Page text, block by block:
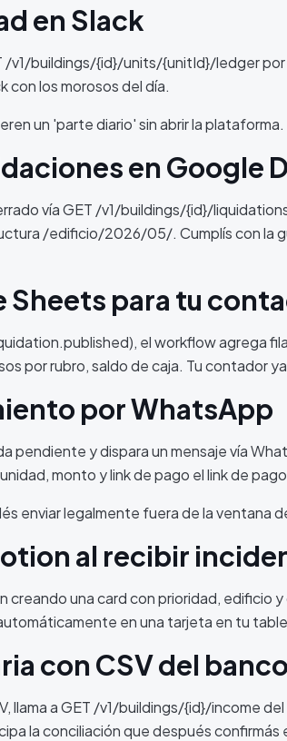
en Slack
/v1/buildings/{id}/units/{unitId}/ledger
con los morosos del día.
un 'parte diario' sin abrir la plataforma.
en Google
vía GET /v1/buildings/{id}/
/edificio/2026/05/. Cumplís con la
Sheets para tu
el workflow agrega
por rubro, saldo de caja. Tu contador
por WhatsApp
pendiente y dispara un mensaje vía
monto y link de pago el link de
enviar legalmente fuera de la ventana
al recibir
una card con prioridad, edificio
en una tarjeta en tu
con CSV del banco
llama a GET /v1/buildings/{id}/income
la conciliación que después confirmás